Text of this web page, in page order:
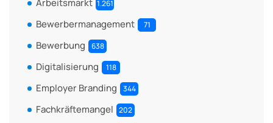
1.261
Bewerbermanagement 71
Bewerbung 638
Digitalisierung 118
Employer Branding 344
Fachkräftemangel 202